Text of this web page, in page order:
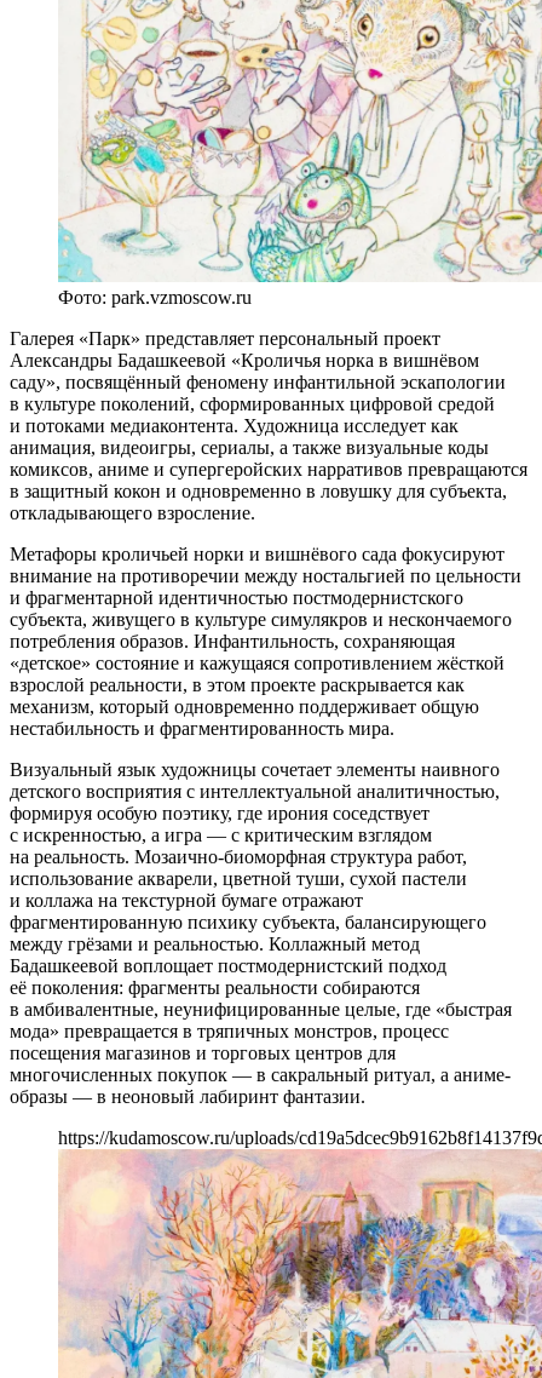
Фото: park.vzmoscow.ru
Галерея «Парк» представляет персональный проект
Александры Бадашкеевой «Кроличья норка в вишнёвом
саду», посвящённый феномену инфантильной эскапологии
в культуре поколений, сформированных цифровой средой
и потоками медиаконтента. Художница исследует как
анимация, видеоигры, сериалы, а также визуальные коды
комиксов, аниме и супергеройских нарративов превращаются
в защитный кокон и одновременно в ловушку для субъекта,
откладывающего взросление.
Метафоры кроличьей норки и вишнёвого сада фокусируют
внимание на противоречии между ностальгией по цельности
и фрагментарной идентичностью постмодернистского
субъекта, живущего в культуре симулякров и нескончаемого
потребления образов. Инфантильность, сохраняющая
«детское» состояние и кажущаяся сопротивлением жёсткой
взрослой реальности, в этом проекте раскрывается как
механизм, который одновременно поддерживает общую
нестабильность и фрагментированность мира.
Визуальный язык художницы сочетает элементы наивного
детского восприятия с интеллектуальной аналитичностью,
формируя особую поэтику, где ирония соседствует
с искренностью, а игра — с критическим взглядом
на реальность. Мозаично-биоморфная структура работ,
использование акварели, цветной туши, сухой пастели
и коллажа на текстурной бумаге отражают
фрагментированную психику субъекта, балансирующего
между грёзами и реальностью. Коллажный метод
Бадашкеевой воплощает постмодернистский подход
её поколения: фрагменты реальности собираются
в амбивалентные, неунифицированные целые, где «быстрая
мода» превращается в тряпичных монстров, процесс
посещения магазинов и торговых центров для
многочисленных покупок — в сакральный ритуал, а аниме-
образы — в неоновый лабиринт фантазии.
https://kudamoscow.ru/uploads/